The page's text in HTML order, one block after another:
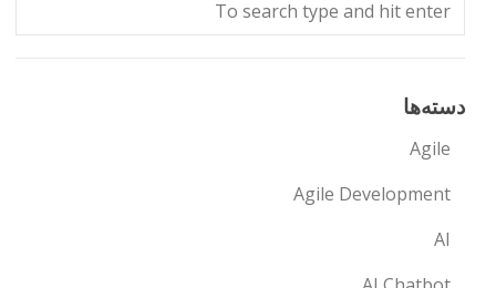
دسته‌ها
Agile
Agile Development
AI